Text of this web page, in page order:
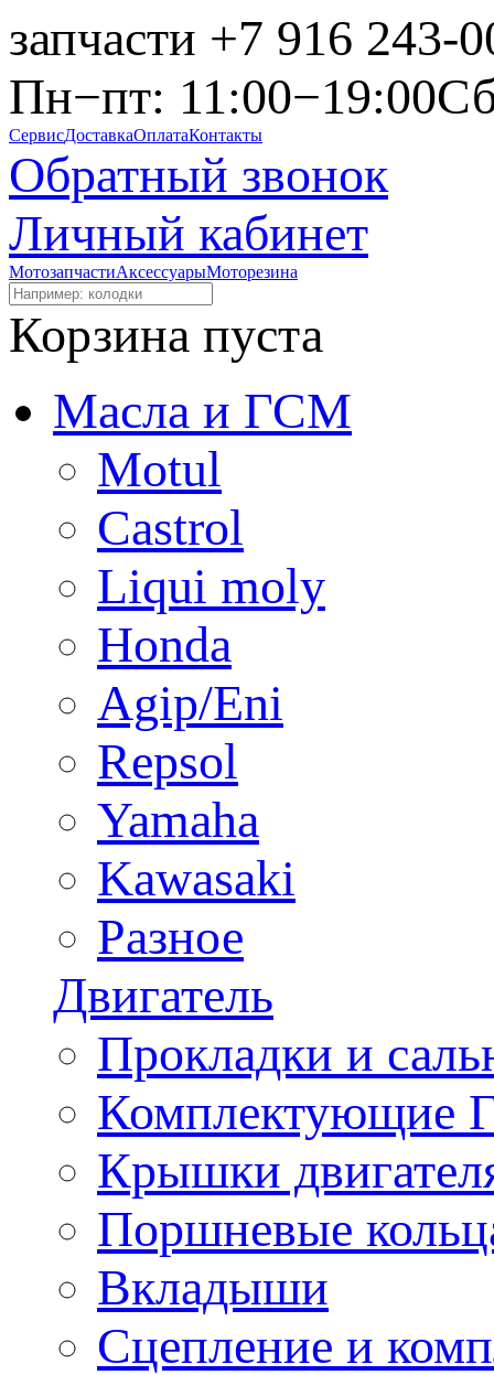
запчасти +7 916 243-
Пн−пт: 11:00−19:00
СервисДоставкаОплатаКонтакты
Обратный звонок
Личный кабинет
МотозапчастиАксессуарыМоторезина
Корзина пуста
Масла и ГСМ
Motul
Castrol
Liqui moly
Honda
Agip/Eni
Repsol
Yamaha
Kawasaki
Разное
Двигатель
Прокладки и
Комплектующие
Крышки
Поршневые
Вкладыши
Сцепление и